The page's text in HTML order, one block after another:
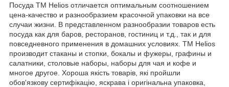
Посуда TM Helios отличается оптимальным соотношением
цена-качество и разнообразием красочной упаковки на все
случаи жизни. В представленном разнообразии товаров есть
посуда как для баров, ресторанов, гостиниц и т.д., так и для
повседневного применения в домашних условиях. TM Helios
производит стаканы и стопки, бокалы и фужеры, графины и
салатники, столовые наборы, наборы для чая и кофе и
многое другое. Хороша якість товарів, які пройшли
обов'язкову сертифікацію, яскрава і оригінальна упаковка,